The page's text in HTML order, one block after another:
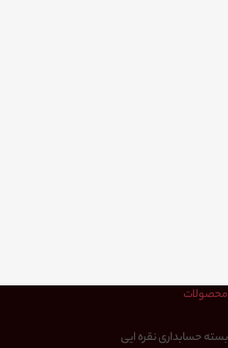
محصولات
بسته حسابداری نقره ایی